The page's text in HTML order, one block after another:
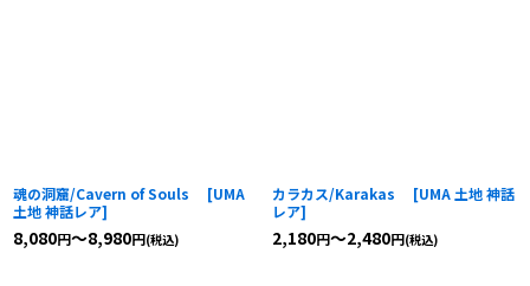
魂の洞窟/Cavern of Souls [UMA
土地 神話レア]
8,080円～8,980円(税込)
カラカス/Karakas [UMA 土地 神話
レア]
2,180円～2,480円(税込)